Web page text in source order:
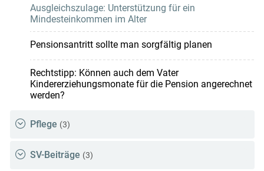
Ausgleichszulage: Unterstützung für ein
Mindesteinkommen im Alter
Pensionsantritt sollte man sorgfältig planen
Rechtstipp: Können auch dem Vater
Kindererziehungsmonate für die Pension angerechnet
werden?
Pflege (3)
SV-Beiträge (3)